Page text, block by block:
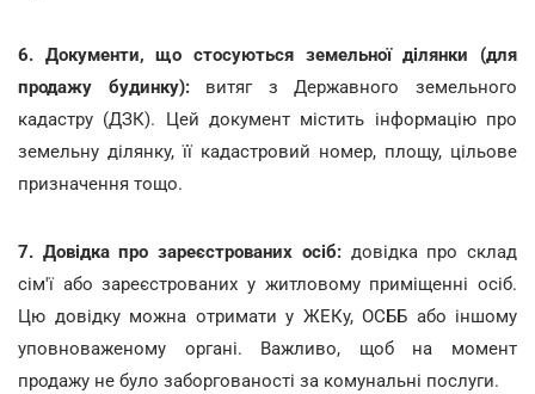
6. Документи, що стосуються земельної ділянки (для
продажу будинку):витяг з Державного земельного
кадастру (ДЗК). Цей документ містить інформацію про
земельну ділянку, її кадастровий номер, площу, цільове
призначення тощо.
7. Довідка про зареєстрованих осіб:довідка про склад
сім'ї або зареєстрованих у житловому приміщенні осіб.
Цю довідку можна отримати у ЖЕКу, ОСББ або іншому
уповноваженому органі. Важливо, щоб на момент
продажу не було заборгованості за комунальні послуги.